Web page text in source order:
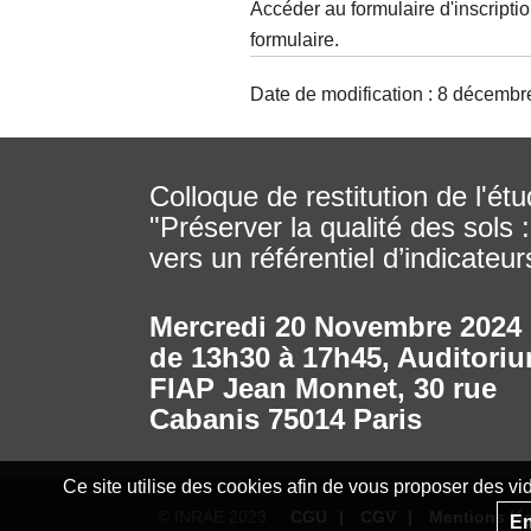
Accéder au formulaire
formulaire.
Date de modification : 8
Ce site utilise des cookies afin de vous proposer des
Colloque de restitution de
"Préserver la qualité des sols :
vers un référentiel
Mercredi 20 Novembre 2024
de 13h30 à 17h45,
FIAP Jean Monnet, 30 rue
Cabanis 75014 Paris
Mentions